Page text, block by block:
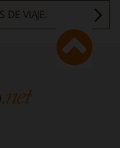
DE VIAJE.